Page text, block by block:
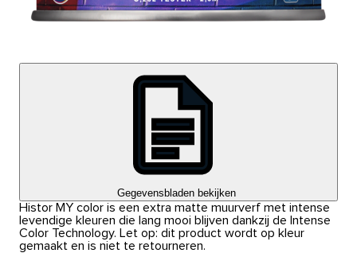
Gegevensbladen bekijken
Histor MY color is een extra matte muurverf met intense
levendige kleuren die lang mooi blijven dankzij de Intense
Color Technology. Let op: dit product wordt op kleur
gemaakt en is niet te retourneren.